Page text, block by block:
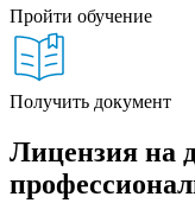
Пройти обучение
Получить документ
Лицензия на